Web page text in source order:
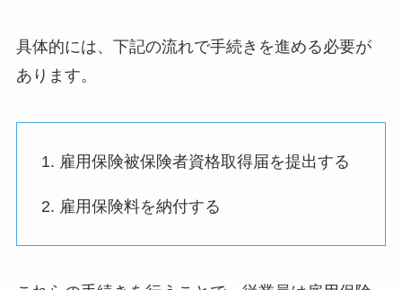
具体的には、下記の流れで手続きを進める必要が
あります。
1. 雇用保険被保険者資格取得届を提出する
2. 雇用保険料を納付する